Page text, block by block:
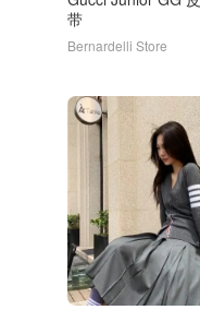
带
Bernardelli Store